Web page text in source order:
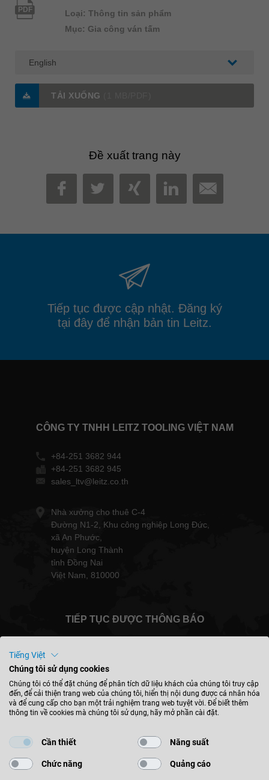
PDF
Loại: Thông tin sản phẩm
Mục: Gia công ván tấm
TẢI XUỐNG
Đề xuất trang này
FACEBOOK
TWITTER
XINGLINKEDIN
MAIL
Tiếp tục được cập nhật. Đăng ký
tại đây để nhận bản tin Leitz.
CÔNG TY TNHH LEITZ TOOLING VIỆT NAM
+84-251 3682 944
+84-251 3682 945
sales_ltv@leitz.co.th
Nhà xưởng cho thuê C-4
Đường N1-2, Khu công nghiệp Long Đức,
xã An Phước,
huyện Long Thành
tỉnh Đồng Nai
Việt Nam, 810000
TIẾP TỤC ĐƯỢC THÔNG BÁO
Việt Nam - tiếng việt
Tiếng Việt
Chúng tôi sử dụng cookies
Chúng tôi có thể đặt chúng để phân tích dữ liệu khách của chúng tôi truy cập
đến, để cải thiện trang web của chúng tôi, hiển thị nội dung được cá nhân hóa
và để cung cấp cho bạn một trải nghiệm trang web tuyệt vời. Để biết thêm
thông tin về cookies mà chúng tôi sử dụng, hãy mở phần cài đặt.
Cần thiết Năng suất
Chức năng Quảng cáo